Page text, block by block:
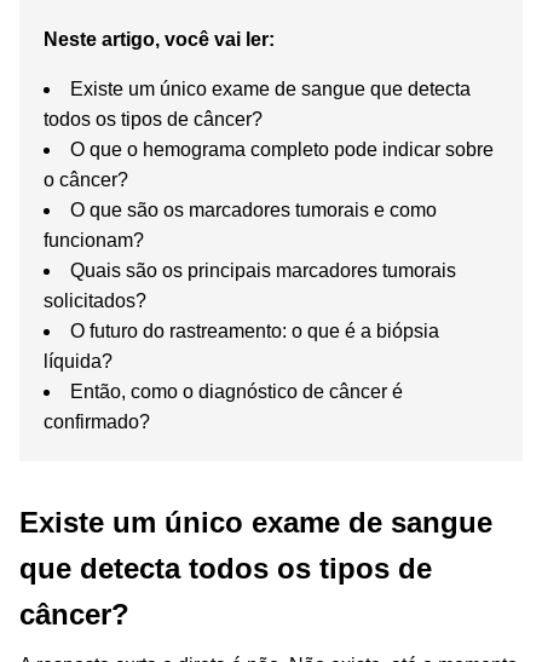
Neste artigo, você vai ler:
Existe um único exame de sangue que detecta
todos os tipos de câncer?
O que o hemograma completo pode indicar sobre
o câncer?
O que são os marcadores tumorais e como
funcionam?
Quais são os principais marcadores tumorais
solicitados?
O futuro do rastreamento: o que é a biópsia
líquida?
Então, como o diagnóstico de câncer é
confirmado?
Existe um único exame de sangue
que detecta todos os tipos de
câncer?